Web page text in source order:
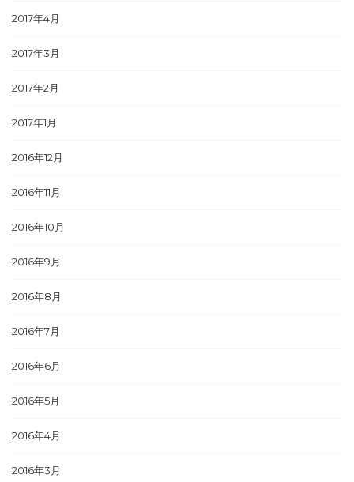
2017年4月
2017年3月
2017年2月
2017年1月
2016年12月
2016年11月
2016年10月
2016年9月
2016年8月
2016年7月
2016年6月
2016年5月
2016年4月
2016年3月